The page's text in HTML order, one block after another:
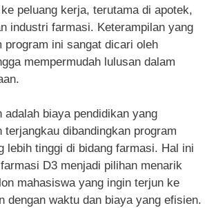
peluang kerja, terutama di apotek,
industri farmasi. Keterampilan yang
program ini sangat dicari oleh
mempermudah lulusan dalam
adalah biaya pendidikan yang
terjangkau dibandingkan program
lebih tinggi di bidang farmasi. Hal ini
D3 menjadi pilihan menarik
mahasiswa yang ingin terjun ke
dengan waktu dan biaya yang efisien.